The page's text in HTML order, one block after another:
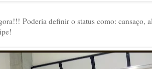
Poderia definir o status como: cansaço,